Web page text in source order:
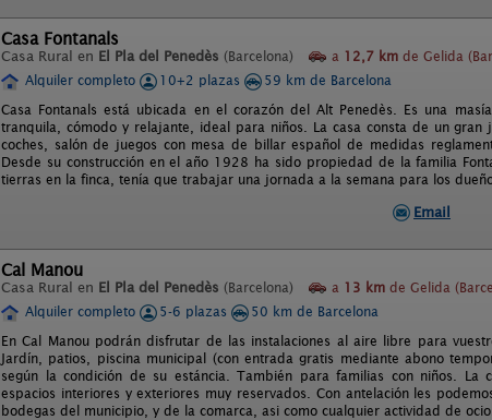
Casa Fontanals
Casa Rural en El Pla del Penedès (Barcelona) a 12,7 km de Gelida
Alquiler completo
10+2 plazas
59 km de Barcelona
Casa Fontanals está ubicada en el corazón del Alt Penedès. Es una
tranquila, cómodo y relajante, ideal para niños. La casa consta de un
coches, salón de juegos con mesa de billar español de medidas
Desde su construcción en el año 1928 ha sido propiedad de la familia
tierras en la finca, tenía que trabajar una jornada a la semana para los
Email
Cal Manou
Casa Rural en El Pla del Penedès (Barcelona) a 13 km de Gelida
Alquiler completo
5-6 plazas
50 km de Barcelona
En Cal Manou podrán disfrutar de las instalaciones al aire libre para
Jardín, patios, piscina municipal (con entrada gratis mediante abono
según la condición de su estáncia. También para familias con niños. La
espacios interiores y exteriores muy reservados. Con antelación les
bodegas del municipio, y de la comarca, asi como cualquier actividad de ocio.